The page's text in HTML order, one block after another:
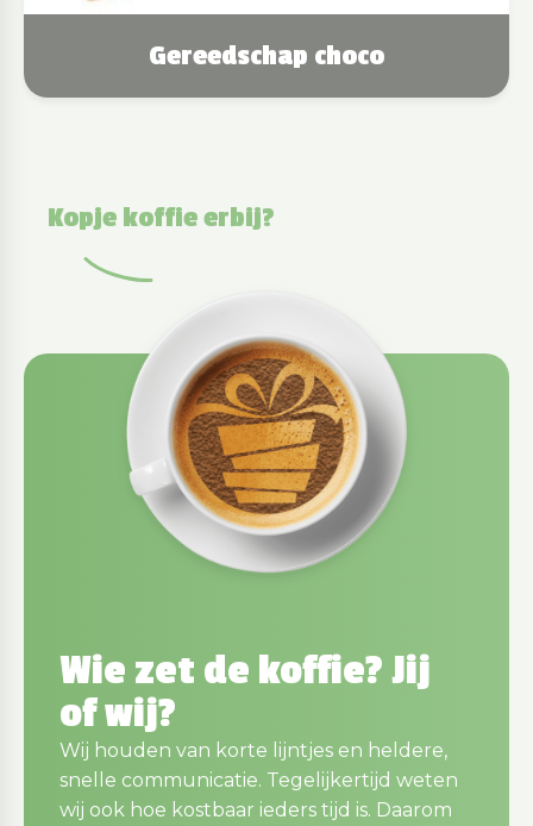
Gereedschap choco
Kopje koffie erbij?
Wie zet de koffie? Jij
of wij?
Wij houden van korte lijntjes en heldere,
snelle communicatie. Tegelijkertijd weten
wij ook hoe kostbaar ieders tijd is. Daarom